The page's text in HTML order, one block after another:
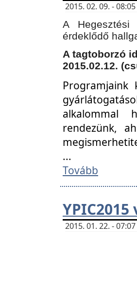
2015. 02. 09. -
A
érdeklődő
A tagtoborzó
2015.02.12.
Programjaink
alkalommal
rendezünk,
...
Tovább
YPIC2015
2015. 01. 22. -